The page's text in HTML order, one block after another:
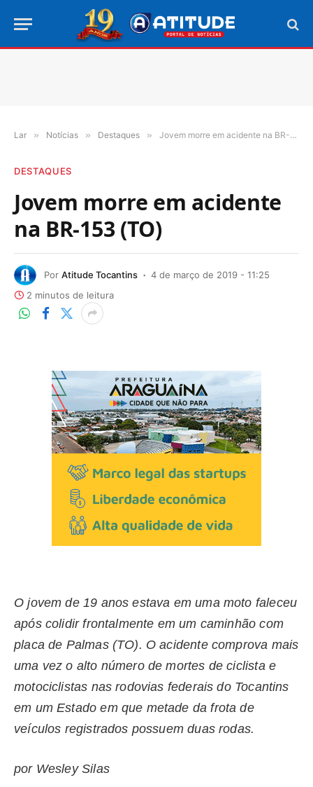
Lar » Notícias » Destaques » Jovem morre em acidente na BR-153 (TO)
DESTAQUES
Jovem morre em acidente
na BR-153 (TO)
Por Atitude Tocantins
4 de março de 2019 - 11:25
2 minutos de leitura
O jovem de 19 anos estava em uma moto faleceu
após colidir frontalmente em um caminhão com
placa de Palmas (TO). O acidente comprova mais
uma vez o alto número de mortes de ciclista e
motociclistas nas rodovias federais do Tocantins
em um Estado em que metade da frota de
veículos registrados possuem duas rodas.
por Wesley Silas